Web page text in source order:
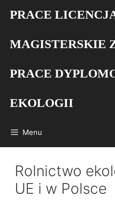
PRACE
MAGISTERSKIE
PRACE
EKOLOGII
Menu
Rolnictwo
UE i w Polsce